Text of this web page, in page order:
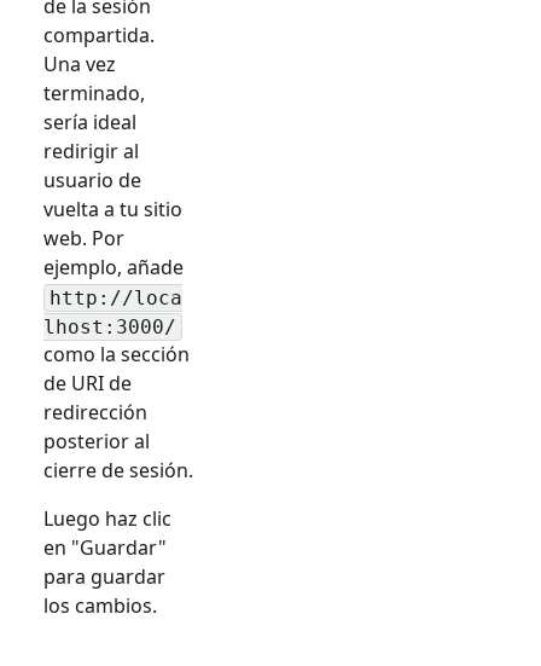
de la sesión
compartida.
Una vez
terminado,
sería ideal
redirigir al
usuario de
vuelta a tu sitio
web. Por
ejemplo, añade
http://loca
lhost:3000/
como la sección
de URI de
redirección
posterior al
cierre de sesión.
Luego haz clic
en "Guardar"
para guardar
los cambios.